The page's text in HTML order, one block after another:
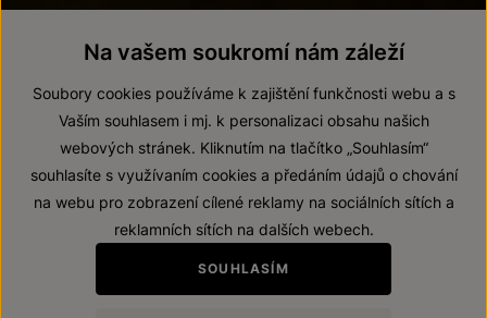
© 2026 ZNOVÍN ZNOJMO, a. s.
Prohlášení o přístupnosti
Zákaz prodeje alkoholických nápojů osobám mladším 18 let.
Na vašem soukromí nám záleží
Soubory cookies používáme k zajištění funkčnosti webu a s
Vaším souhlasem i mj. k personalizaci obsahu našich
webových stránek. Kliknutím na tlačítko „Souhlasím“
souhlasíte s využívaním cookies a předáním údajů o chování
na webu pro zobrazení cílené reklamy na sociálních sítích a
reklamních sítích na dalších webech.
SOUHLASÍM